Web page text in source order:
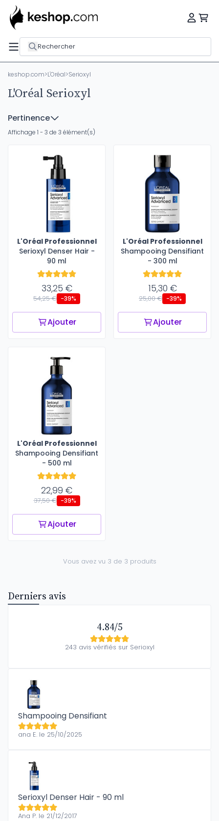
Rechercher
keshop.com>L'Oréal>Serioxyl
L'Oréal Serioxyl
Pertinence
Affichage 1 - 3 de 3 élément(s)
L'Oréal Professionnel
Serioxyl Denser Hair -
90 ml
33,25 €
54,25 € -39%
Ajouter
L'Oréal Professionnel
Shampooing Densifiant
- 300 ml
15,30 €
25,00 € -39%
Ajouter
L'Oréal Professionnel
Shampooing Densifiant
- 500 ml
22,99 €
37,50 € -39%
Ajouter
Vous avez vu 3 de 3 produits
Derniers avis
4.84/5
243 avis vérifiés sur Serioxyl
Shampooing Densifiant
ana E. le 25/10/2025
Serioxyl Denser Hair - 90 ml
Ana P. le 21/12/2017